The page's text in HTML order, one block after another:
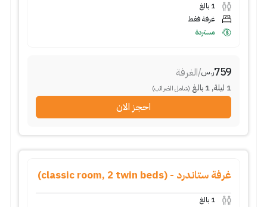
1 بالغ
غرفة فقط
مستردة
759ر.س/الغرفة
1 ليلة,
1 بالغ (شامل الضرائب)
احجز الان
غرفة ستاندرد - (classic room, 2 twin beds)
1 بالغ